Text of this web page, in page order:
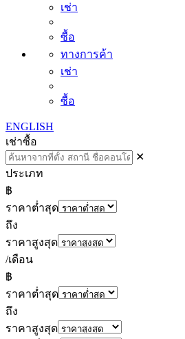
เช่า
ซื้อ
ทางการค้า
เช่า
ซื้อ
ENGLISH
เช่าซื้อ
✕
ประเภท
฿
ราคาต่ำสุด
ถึง
ราคาสูงสุด
/เดือน
฿
ราคาต่ำสุด
ถึง
ราคาสูงสุด